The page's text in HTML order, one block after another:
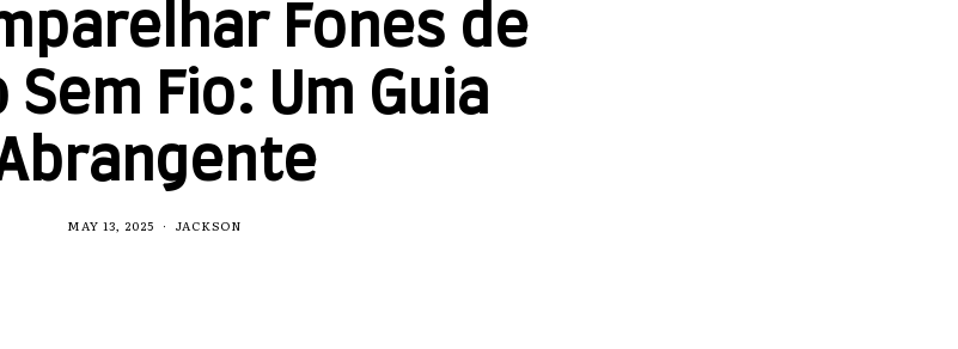
Fones de
Sem Fio: Um Guia
MAY 13, 2025 JACKSON